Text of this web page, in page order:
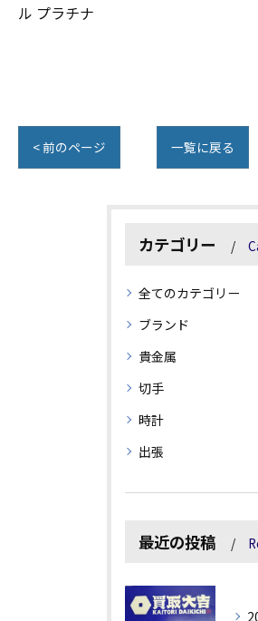
ル プラチナ
< 前のページ 一覧に戻る
カテゴリー
全てのカテゴリー
ブランド
貴金属
切手
時計
出張
最近の投稿